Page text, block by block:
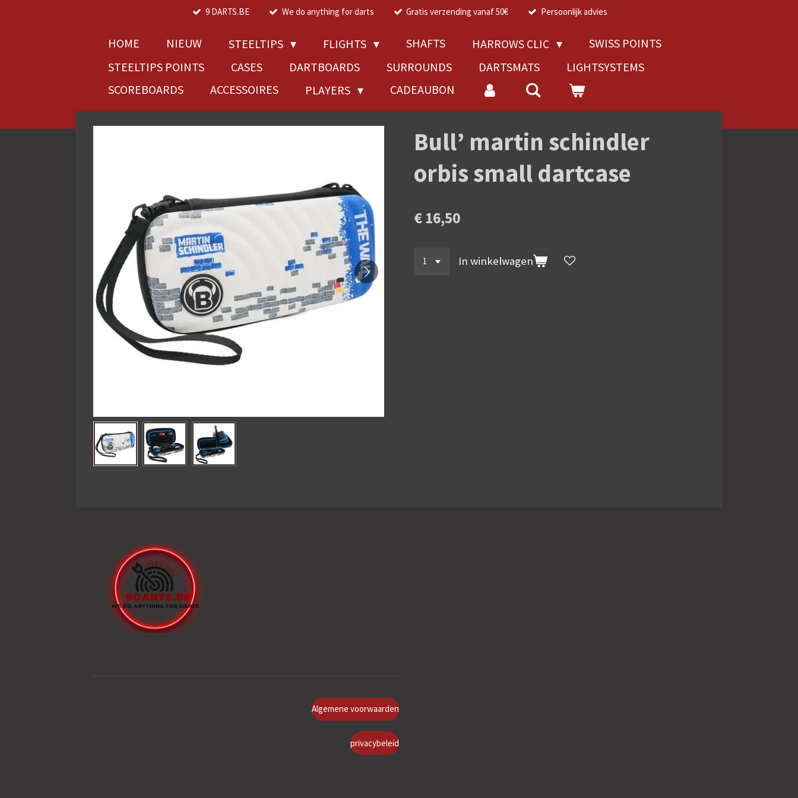
9 DARTS.BE We do anything for darts Gratis verzending vanaf 50€ Persoonlijk advies
HOME NIEUW STEELTIPS FLIGHTS SHAFTS HARROWS CLIC
SWISS POINTS
STEELTIPS POINTS
CASES DARTBOARDS SURROUNDS DARTSMATS
LIGHTSYSTEMS
SCOREBOARDS
ACCESSOIRES PLAYERS CADEAUBON
Bull’ martin schindler
orbis small dartcase
€ 16,50
In winkelwagen
Algemene voorwaarden
privacybeleid